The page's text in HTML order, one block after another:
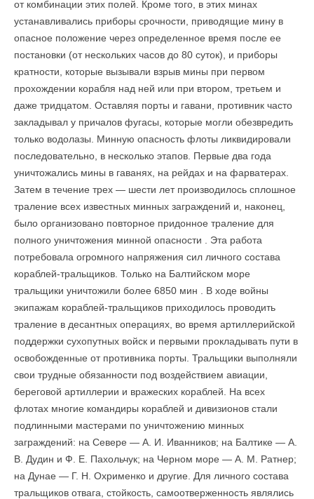
от комбинации этих полей. Кроме того, в этих минах
устанавливались приборы срочности, приводящие мину в
опасное положение через определенное время после ее
постановки (от нескольких часов до 80 суток), и приборы
кратности, которые вызывали взрыв мины при первом
прохождении корабля над ней или при втором, третьем и
даже тридцатом. Оставляя порты и гавани, противник часто
закладывал у причалов фугасы, которые могли обезвредить
только водолазы. Минную опасность флоты ликвидировали
последовательно, в несколько этапов. Первые два года
уничтожались мины в гаванях, на рейдах и на фарватерах.
Затем в течение трех — шести лет производилось сплошное
траление всех известных минных заграждений и, наконец,
было организовано повторное при­донное траление для
полного уничтожения минной опасности . Эта работа
потребо­вала огромного напряжения сил личного состава
кораблей-тральщиков. Только на Балтийском море
тральщики уничтожили более 6850 мин . В ходе войны
экипажам ко­раблей-тральщиков приходилось проводить
траление в десантных операциях, во время артиллерийской
поддержки сухопутных войск и первыми прокладывать пути в
осво­божденные от противника порты. Тральщики выполняли
свои трудные обязанности под воздействием авиации,
береговой артиллерии и вражеских кораблей. На всех
флотах многие командиры кораблей и дивизионов стали
подлинными мастерами по уничтожению минных
заграждений: на Севере — А. И. Иванников; на Балтике — А.
В. Дудин и Ф. Е. Пахольчук; на Черном море — А. М. Ратнер;
на Дунае — Г. Н. Охрименко и другие. Для личного состава
тральщиков отвага, стойкость, самоотверженность являлись